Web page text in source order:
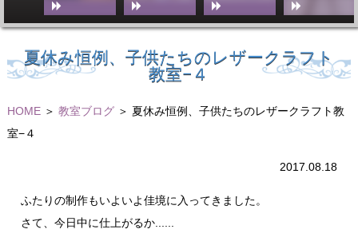
夏休み恒例、子供たちのレザークラフト
教室−４
HOME＞ 教室ブログ＞ 夏休み恒例、子供たちのレザークラフト教
室−４
2017.08.18
ふたりの制作もいよいよ佳境に入ってきました。
さて、今日中に仕上がるか......